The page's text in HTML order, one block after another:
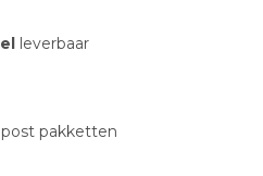
leverbaar
pakketten